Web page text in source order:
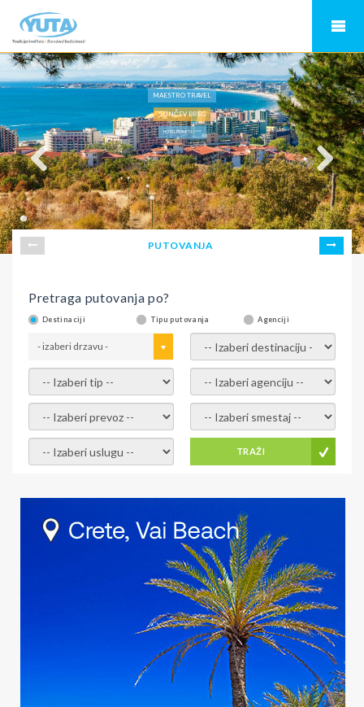
MAESTRO TRAVEL
SUNČEV BREG
HOTEL PLANETA *****
PUTOVANJA
Pretraga putovanja po?
Destinaciji Tipu putovanja Agenciji
- izaberi drzavu - - izaberi destinaciju -
- izaberi tip - - izaberi agenciju -
- izaberi prevoz - - Izaberite smestaj -
- Izaberite uslugu - TRAŽI